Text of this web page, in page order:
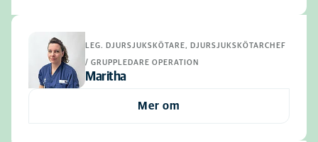
LEG. DJURSJUKSKÖTARE, DJURSJUKSKÖTARCHEF
/ GRUPPLEDARE OPERATION
Maritha
Mer om